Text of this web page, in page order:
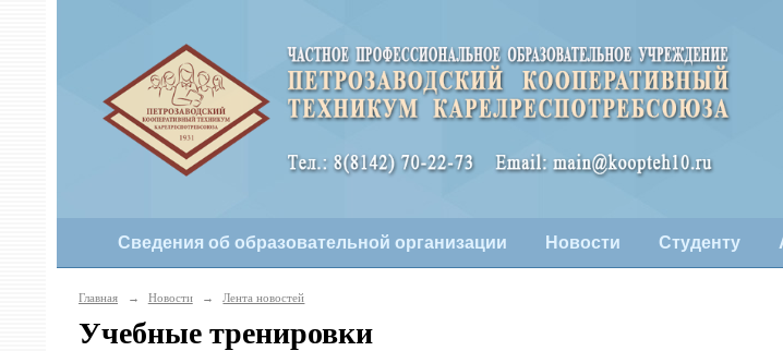
Сведения об образовательной организации Новости Студенту
Главная → Новости → Лента новостей
Учебные тренировки